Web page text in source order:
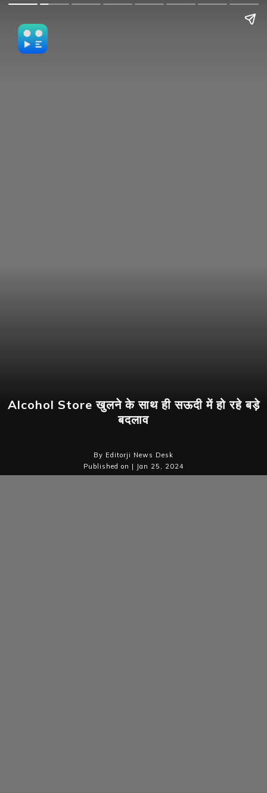
Alcohol Store खुलने के साथ ही सऊदी में हो रहे बड़े
बदलाव
By Editorji News Desk
Published on | Jan 25, 2024